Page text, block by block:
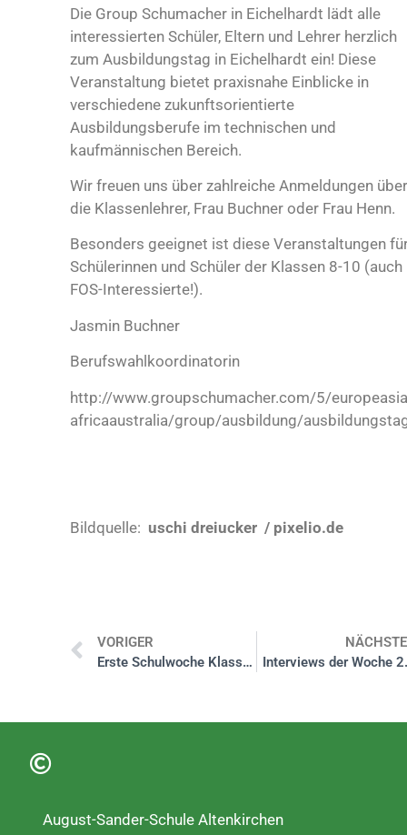
Die Group Schumacher in Eichelhardt lädt alle
interessierten Schüler, Eltern und Lehrer herzlich
zum Ausbildungstag in Eichelhardt ein! Diese
Veranstaltung bietet praxisnahe Einblicke in
verschiedene zukunftsorientierte
Ausbildungsberufe im technischen und
kaufmännischen Bereich.
Wir freuen uns über zahlreiche Anmeldungen
die Klassenlehrer, Frau Buchner oder Frau Henn.
Besonders geeignet ist diese Veranstaltungen
Schülerinnen und Schüler der Klassen 8-10 (auch
FOS-Interessierte!).
Jasmin Buchner
Berufswahlkoordinatorin
http://www.groupschumacher.com/5/
africaaustralia/group/ausbildung/
Bildquelle: uschi dreiucker / pixelio.de
VORIGER
Erste Schulwoche Klasse 5
Interviews der Woche
August-Sander-Schule Altenkirchen